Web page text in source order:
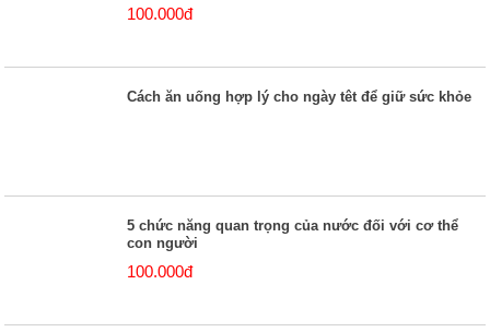
100.000đ
Cách ăn uống hợp lý cho ngày têt để giữ sức khỏe
5 chức năng quan trọng của nước đối với cơ thể
con người
100.000đ